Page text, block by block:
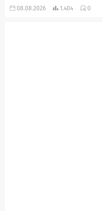
çıkan kavgada bir kişi hayatını
08.08.2026 1.404 0